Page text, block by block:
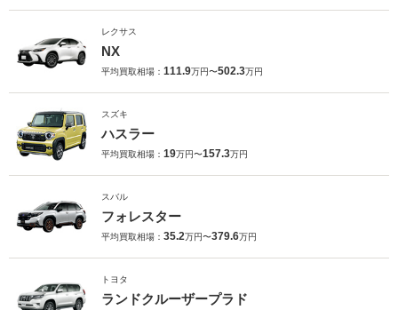
レクサス
NX
平均買取相場： 111.9万円〜502.3万円
スズキ
ハスラー
平均買取相場： 19万円〜157.3万円
スバル
フォレスター
平均買取相場： 35.2万円〜379.6万円
トヨタ
ランドクルーザープラド